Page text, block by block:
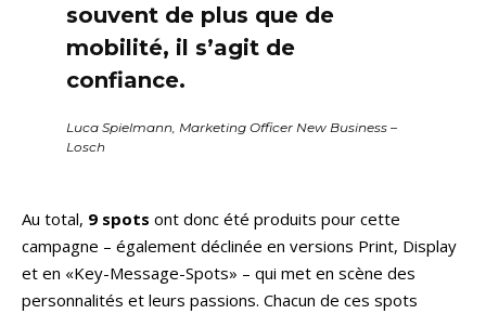
souvent de plus que de
mobilité, il s’agit de
confiance.
Luca Spielmann, Marketing Officer New Business –
Losch
Au total, 9 spots ont donc été produits pour cette
campagne – également déclinée en versions Print, Display
et en «Key-Message-Spots» – qui met en scène des
personnalités et leurs passions. Chacun de ces spots